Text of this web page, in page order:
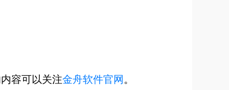
容可以关注金舟软件官网 。